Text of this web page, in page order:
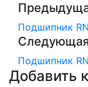
Подшипник
Следующая
Подшипник
Добавить